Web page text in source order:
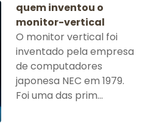
quem inventou o
monitor-vertical
O monitor vertical foi
inventado pela empresa
de computadores
japonesa NEC em 1979.
Foi uma das prim...